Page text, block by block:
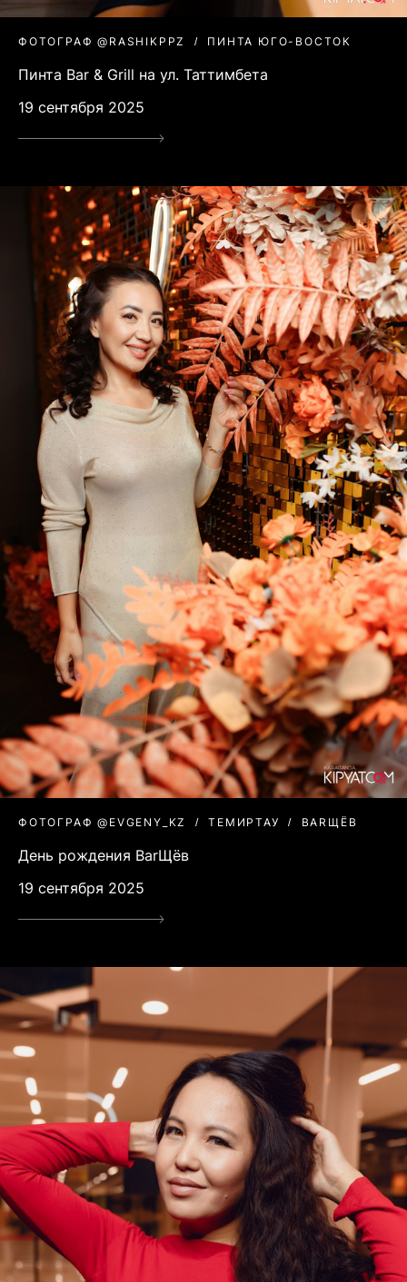
ФОТОГРАФ @RASHIKPPZ ПИНТА ЮГО-ВОСТОК
Пинта Bar & Grill на ул. Таттимбета
19 сентября 2025
ФОТОГРАФ @EVGENY_KZ ТЕМИРТАУ BARЩЁВ
День рождения BarЩёв
19 сентября 2025